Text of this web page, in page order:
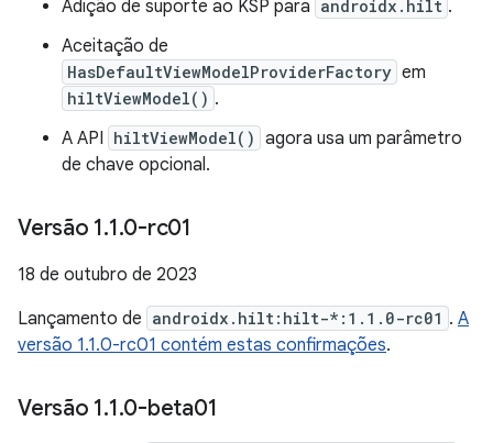
Adição de suporte ao KSP para androidx.hilt .
Aceitação de
HasDefaultViewModelProviderFactory em
hiltViewModel() .
A API hiltViewModel() agora usa um parâmetro
de chave opcional.
Versão 1.1.0-rc01
18 de outubro de 2023
Lançamento de androidx.hilt:hilt-*:1.1.0-rc01 . A
versão 1.1.0-rc01 contém estas confirmações.
Versão 1.1.0-beta01